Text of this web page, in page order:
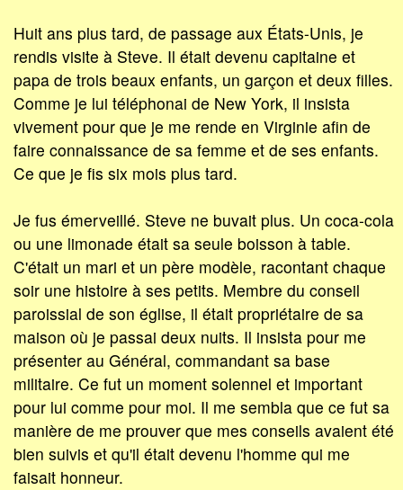
Huit ans plus tard, de passage aux États-Unis, je
rendis visite à Steve. Il était devenu capitaine et
papa de trois beaux enfants, un garçon et deux filles.
Comme je lui téléphonai de New York, il insista
vivement pour que je me rende en Virginie afin de
faire connaissance de sa femme et de ses enfants.
Ce que je fis six mois plus tard.
Je fus émerveillé. Steve ne buvait plus. Un coca-cola
ou une limonade était sa seule boisson à table.
C'était un mari et un père modèle, racontant chaque
soir une histoire à ses petits. Membre du conseil
paroissial de son église, il était propriétaire de sa
maison où je passai deux nuits. Il insista pour me
présenter au Général, commandant sa base
militaire. Ce fut un moment solennel et important
pour lui comme pour moi. Il me sembla que ce fut sa
manière de me prouver que mes conseils avaient été
bien suivis et qu'il était devenu l'homme qui me
faisait honneur.